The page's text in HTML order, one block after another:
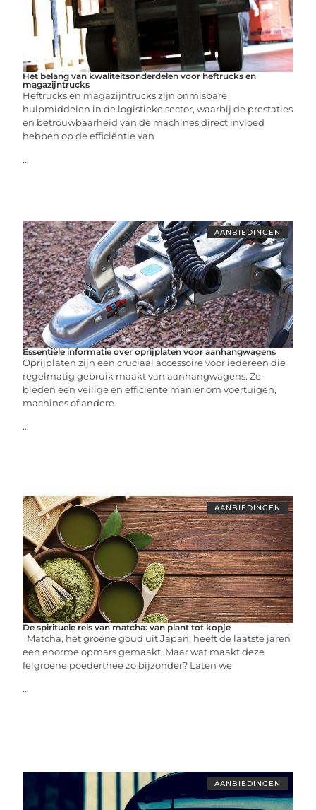
Het belang van kwaliteitsonderdelen voor heftrucks en
magazijntrucks
Heftrucks en magazijntrucks zijn onmisbare
hulpmiddelen in de logistieke sector, waarbij de prestaties
en betrouwbaarheid van de machines direct invloed
hebben op de efficiëntie van
...
AANBIEDINGEN
Essentiële informatie over oprijplaten voor aanhangwagens
Oprijplaten zijn een cruciaal accessoire voor iedereen die
regelmatig gebruik maakt van aanhangwagens. Ze
bieden een veilige en efficiënte manier om voertuigen,
machines of andere
...
AANBIEDINGEN
De spirituele reis van matcha: van plant tot kopje
Matcha, het groene goud uit Japan, heeft de laatste jaren
een enorme opmars gemaakt. Maar wat maakt deze
felgroene poederthee zo bijzonder? Laten we
...
AANBIEDINGEN